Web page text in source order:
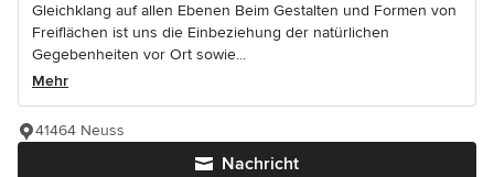
Gleichklang auf allen Ebenen Beim Gestalten und Formen von
Freiflächen ist uns die Einbeziehung der natürlichen
Gegebenheiten vor Ort sowie...
Mehr
Nachricht
41464 Neuss